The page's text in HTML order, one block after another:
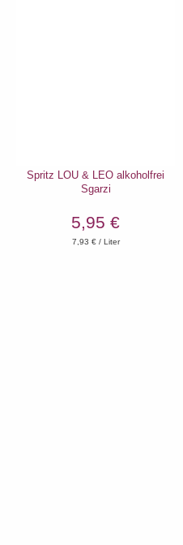
Spritz LOU & LEO alkoholfrei
Sgarzi
5,95 €
7,93 € / Liter